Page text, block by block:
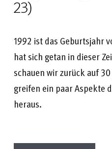
23)
1992 ist das Geburtsjahr
hat sich getan in dieser
schauen wir zurück auf
greifen ein paar Aspekte
heraus.